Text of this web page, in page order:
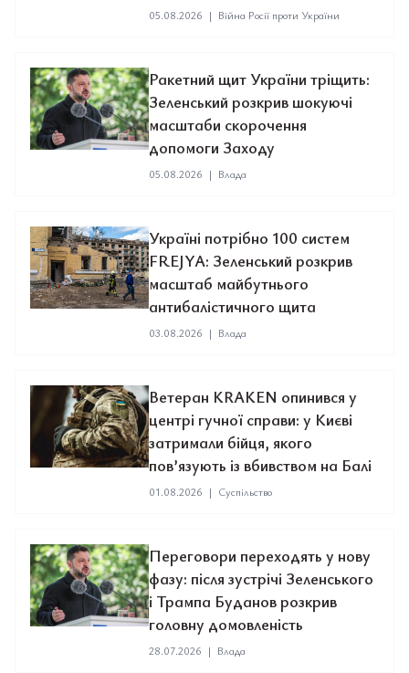
05.08.2026 | Війна Росії проти України
Ракетний щит України тріщить:
Зеленський розкрив шокуючі
масштаби скорочення
допомоги Заходу
05.08.2026 | Влада
Україні потрібно 100 систем
FREJYA: Зеленський розкрив
масштаб майбутнього
антибалістичного щита
03.08.2026 | Влада
Ветеран KRAKEN опинився у
центрі гучної справи: у Києві
затримали бійця, якого
пов’язують із вбивством на Балі
01.08.2026 | Суспільство
Переговори переходять у нову
фазу: після зустрічі Зеленського
і Трампа Буданов розкрив
головну домовленість
28.07.2026 | Влада